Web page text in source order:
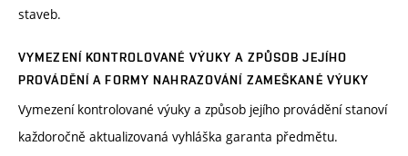
staveb.
VYMEZENÍ KONTROLOVANÉ VÝUKY A ZPŮSOB JEJÍHO
PROVÁDĚNÍ A FORMY NAHRAZOVÁNÍ ZAMEŠKANÉ VÝUKY
Vymezení kontrolované výuky a způsob jejího provádění stanoví
každoročně aktualizovaná vyhláška garanta předmětu.